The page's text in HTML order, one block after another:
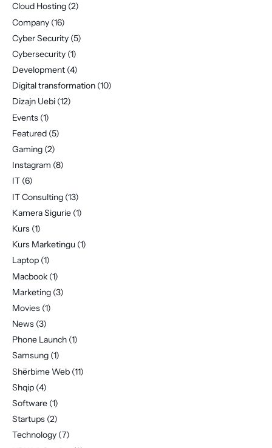
Cloud Hosting (2)
Company (16)
Cyber Security (5)
Cybersecurity (1)
Development (4)
Digital transformation (10)
Dizajn Uebi (12)
Events (1)
Featured (5)
Gaming (2)
Instagram (8)
IT (6)
IT Consulting (13)
Kamera Sigurie (1)
Kurs (1)
Kurs Marketingu (1)
Laptop (1)
Macbook (1)
Marketing (3)
Movies (1)
News (3)
Phone Launch (1)
Samsung (1)
Shërbime Web (11)
Shqip (4)
Software (1)
Startups (2)
Technology (7)